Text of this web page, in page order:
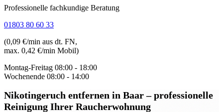
Professionelle fachkundige Beratung
01803 80 60 33
(0,09 €/min aus dt. FN,
max. 0,42 €/min Mobil)
Montag-Freitag 08:00 - 18:00
Wochenende 08:00 - 14:00
Nikotingeruch entfernen in Baar– professionelle
Reinigung Ihrer Raucherwohnung